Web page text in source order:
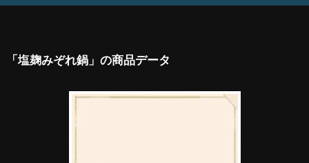
「塩麹みぞれ鍋」の商品データ